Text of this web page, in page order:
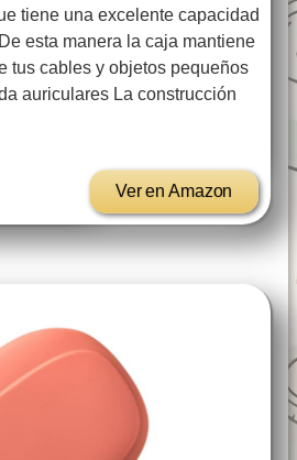
tiene una excelente capacidad
esta manera la caja mantiene
tus cables y objetos pequeños
auriculares La construcción
Ver en Amazon